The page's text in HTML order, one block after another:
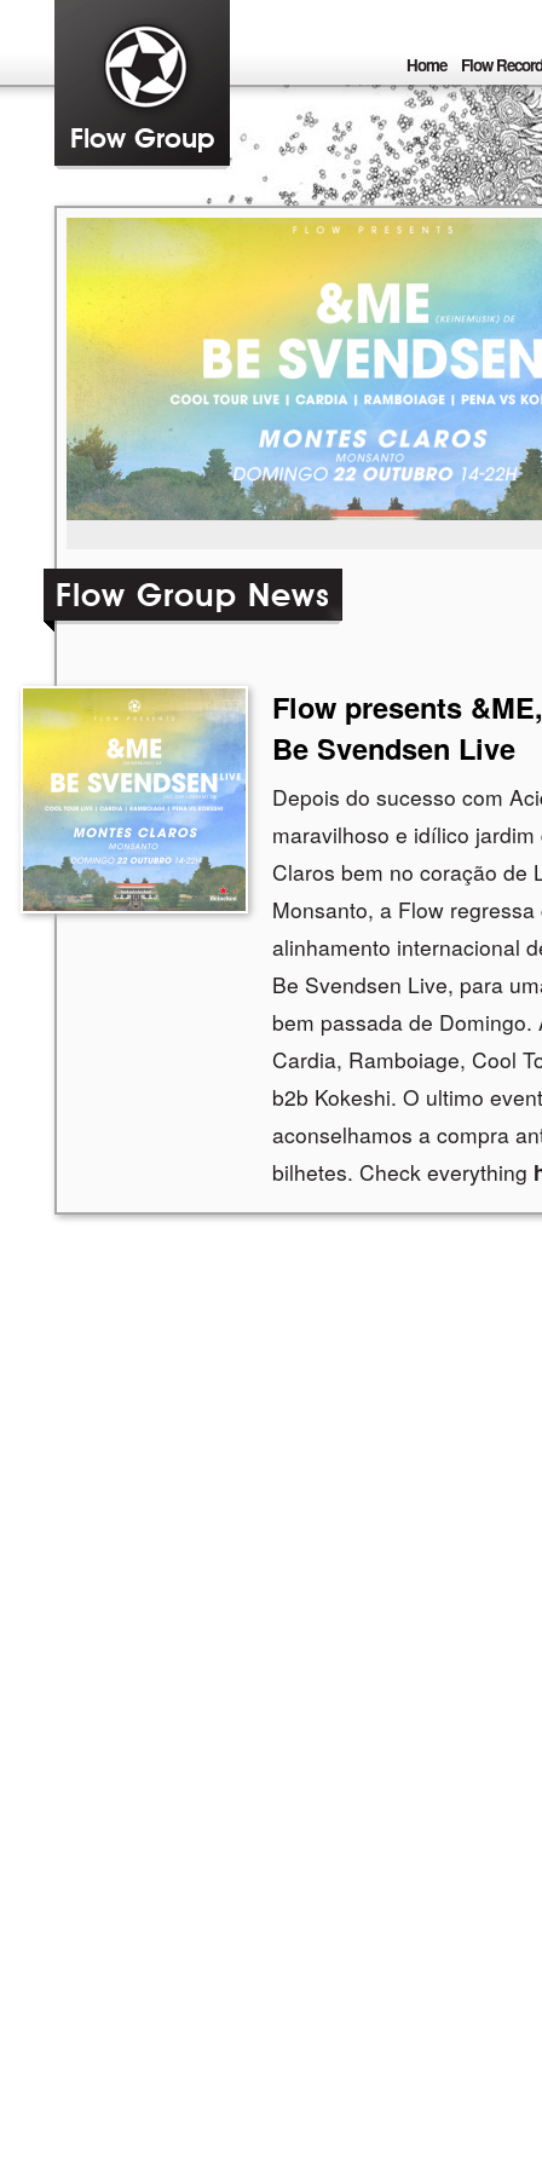
Flow Group
Home Flow
Flow Group News
Flow presents &ME,
Be Svendsen Live
Depois do sucesso com
maravilhoso e idílico
Claros bem no coração de
Monsanto, a Flow
alinhamento internacional
Be Svendsen Live, para
bem passada de Domingo.
Cardia, Ramboiage, Cool
b2b Kokeshi. O ultimo
aconselhamos a compra
bilhetes. Check everything